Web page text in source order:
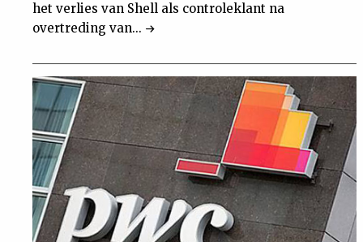
het verlies van Shell als controleklant na
overtreding van...